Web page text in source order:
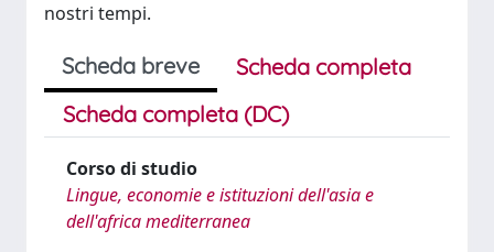
nostri tempi.
Scheda breve
Scheda completa
Scheda completa (DC)
Corso di studio
Lingue, economie e istituzioni dell'asia e
dell'africa mediterranea